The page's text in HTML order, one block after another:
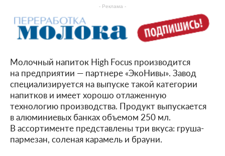
- Реклама -
Молочный напиток High Focus производится
на предприятии — партнере «ЭкоНивы». Завод
специализируется на выпуске такой категории
напитков и имеет хорошо отлаженную
технологию производства. Продукт выпускается
в алюминиевых банках объемом 250 мл.
В ассортименте представлены три вкуса: груша-
пармезан, соленая карамель и брауни.